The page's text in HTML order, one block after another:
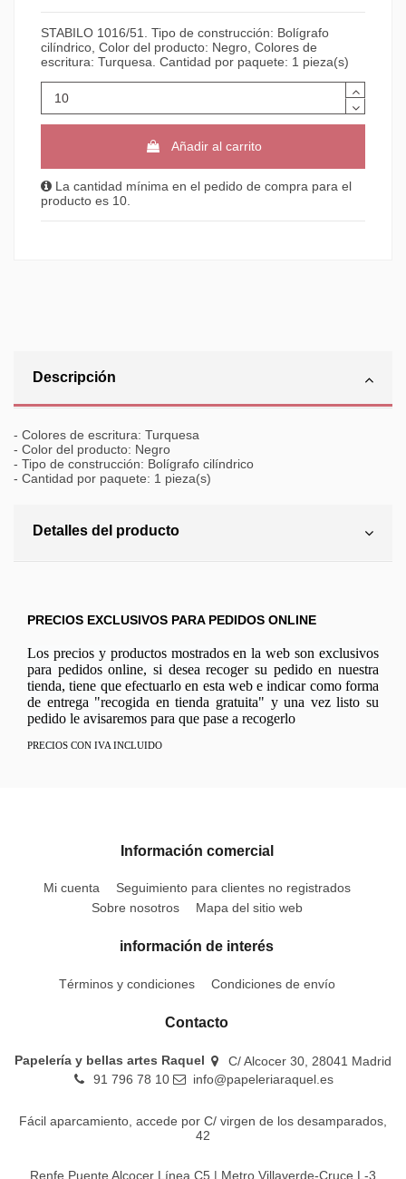
STABILO 1016/51. Tipo de construcción: Bolígrafo
cilíndrico, Color del producto: Negro, Colores de
escritura: Turquesa. Cantidad por paquete: 1 pieza(s)
Añadir al carrito
La cantidad mínima en el pedido de compra para el
producto es 10.
Descripción
- Colores de escritura: Turquesa
- Color del producto: Negro
- Tipo de construcción: Bolígrafo cilíndrico
- Cantidad por paquete: 1 pieza(s)
Detalles del producto
PRECIOS EXCLUSIVOS PARA PEDIDOS ONLINE
Los precios y productos mostrados en la web son exclusivos
para pedidos online, si desea recoger su pedido en nuestra
tienda, tiene que efectuarlo en esta web e indicar como forma
de entrega "recogida en tienda gratuita" y una vez listo su
pedido le avisaremos para que pase a recogerlo
PRECIOS CON IVA INCLUIDO
Información comercial
Mi cuenta
Seguimiento para clientes no registrados
Sobre nosotros
Mapa del sitio web
información de interés
Términos y condiciones Condiciones de envío
Contacto
Papelería y bellas artes Raquel
C/ Alcocer 30, 28041 Madrid
91 796 78 10
info@papeleriaraquel.es
Fácil aparcamiento, accede por C/ virgen de los desamparados,
42
Renfe Puente Alcocer Línea C5 | Metro Villaverde-Cruce L-3